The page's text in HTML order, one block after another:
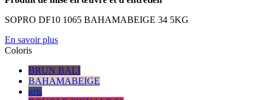
SOPRO DF10 1065 BAHAMABEIGE 34 5KG
En savoir plus
Coloris
BRUN BALI
BAHAMABEIGE
gris